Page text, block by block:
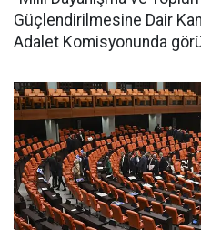
Güçlendirilmesine Dair
Adalet Komisyonunda